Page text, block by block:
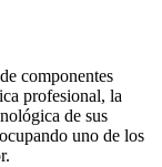
componentes
profesional, la
de sus
uno de los